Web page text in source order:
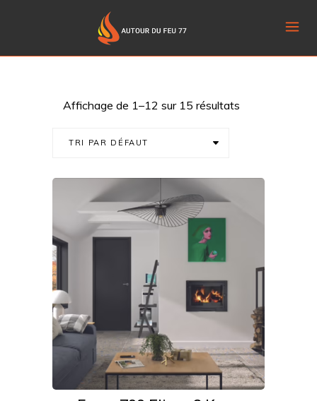
Affichage de 1–12 sur 15 résultats
TRI PAR DÉFAUT